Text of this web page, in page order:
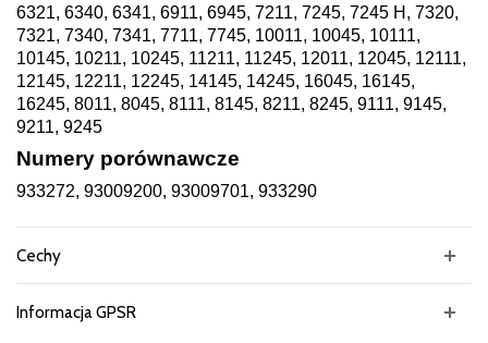
6321, 6340, 6341, 6911, 6945, 7211, 7245, 7245 H, 7320,
7321, 7340, 7341, 7711, 7745, 10011, 10045, 10111,
10145, 10211, 10245, 11211, 11245, 12011, 12045, 12111,
12145, 12211, 12245, 14145, 14245, 16045, 16145,
16245, 8011, 8045, 8111, 8145, 8211, 8245, 9111, 9145,
9211, 9245
Numery porównawcze
933272, 93009200, 93009701, 933290
Cechy
Informacja GPSR